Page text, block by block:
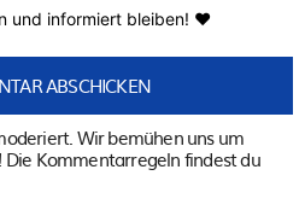
und informiert bleiben! ♥
Wir bemühen uns um
Die Kommentarregeln findest du